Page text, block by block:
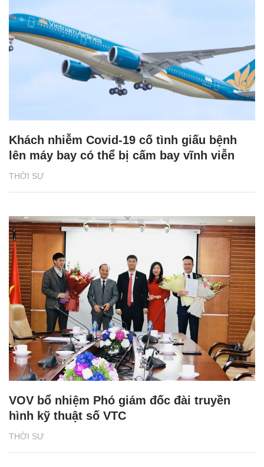
THỜI SỰ
Khách nhiễm Covid-19 cố tình giấu bệnh
lên máy bay có thể bị cấm bay vĩnh viễn
THỜI SỰ
VOV bổ nhiệm Phó giám đốc đài truyền
hình kỹ thuật số VTC